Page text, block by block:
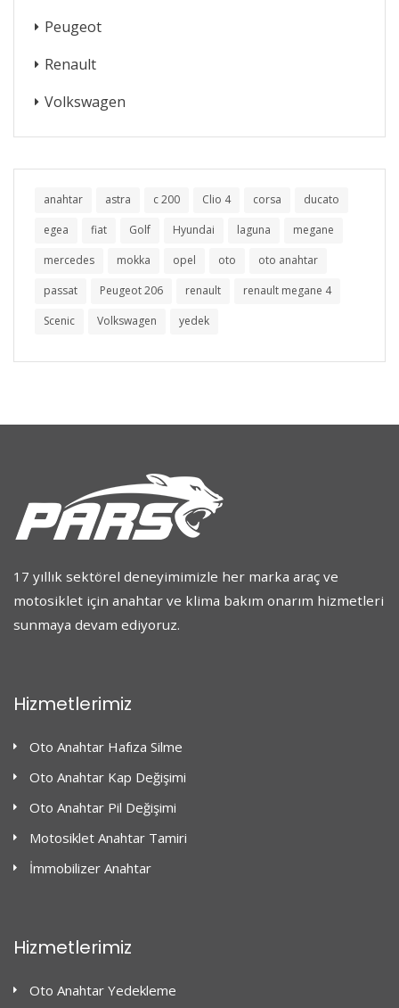
Peugeot
Renault
Volkswagen
anahtar astra c 200 Clio 4 corsa
ducato
egea
fiat Golf Hyundai laguna
megane
mercedes
mokka opel oto
oto anahtar
passat
Peugeot 206 renault
renault megane 4
Scenic
Volkswagen yedek
17 yıllık sektörel deneyimimizle her marka araç ve
motosiklet için anahtar ve klima bakım onarım hizmetleri
sunmaya devam ediyoruz.
Hizmetlerimiz
Oto Anahtar Hafıza Silme
Oto Anahtar Kap Değişimi
Oto Anahtar Pil Değişimi
Motosiklet Anahtar Tamiri
İmmobilizer Anahtar
Hizmetlerimiz
Oto Anahtar Yedekleme